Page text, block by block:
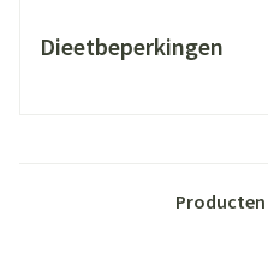
Dieetbeperkingen
Producten